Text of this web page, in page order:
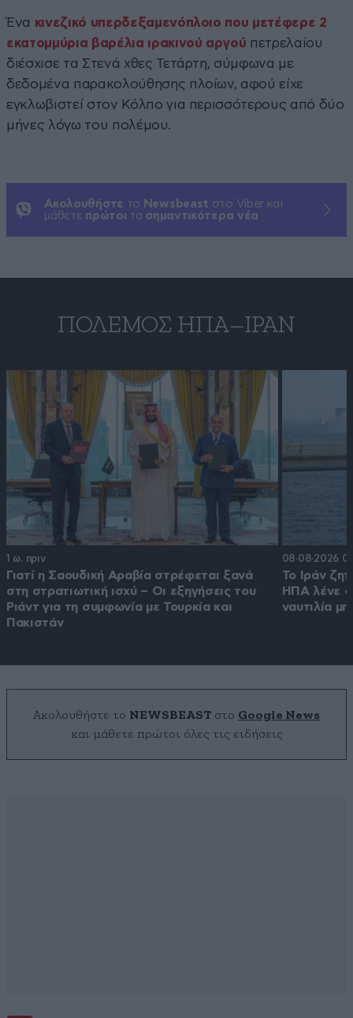
Ένα κινεζικό υπερδεξαμενόπλοιο που μετέφερε 2
εκατομμύρια βαρέλια ιρακινού αργού πετρελαίου
διέσχισε τα Στενά χθες Τετάρτη, σύμφωνα με
δεδομένα παρακολούθησης πλοίων, αφού είχε
εγκλωβιστεί στον Κόλπο για περισσότερους από δύο
μήνες λόγω του πολέμου.
Ακολουθήστε το Newsbeast στο Viber και
μάθετε πρώτοι τα σημαντικότερα νέα
ΠΌΛΕΜΟΣ ΗΠΑ–ΙΡΆΝ
1 ω. πριν
Γιατί η Σαουδική Αραβία στρέφεται ξανά
στη στρατιωτική ισχύ – Οι εξηγήσεις του
Ριάντ για τη συμφωνία με Τουρκία και
Πακιστάν
08·08·2026
Το Ιράν
ΗΠΑ λένε
ναυτιλία
Ακολουθήστε το NEWSBEAST στο Google News
και μάθετε πρώτοι όλες τις ειδήσεις